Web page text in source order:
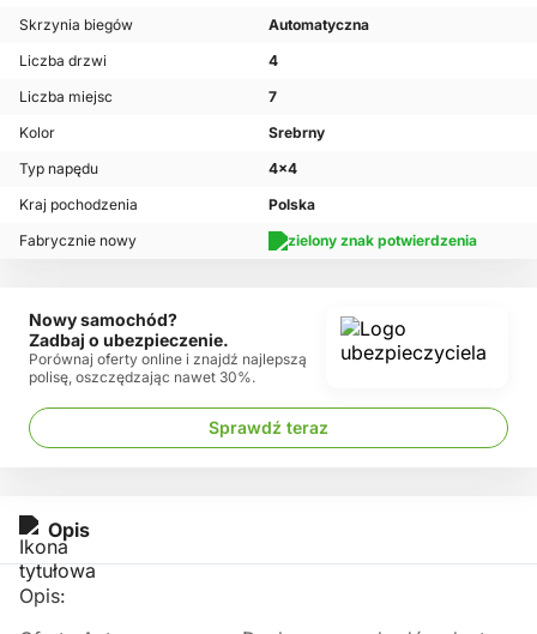
Skrzynia biegów
Automatyczna
Liczba drzwi
4
Liczba miejsc
7
Kolor
Srebrny
Typ napędu
4x4
Kraj pochodzenia
Polska
Fabrycznie nowy
Opis
Opis:
Nowy samochód?
Zadbaj o ubezpieczenie.
Porównaj oferty online i znajdź najlepszą
polisę, oszczędzając nawet 30%.
Sprawdź teraz